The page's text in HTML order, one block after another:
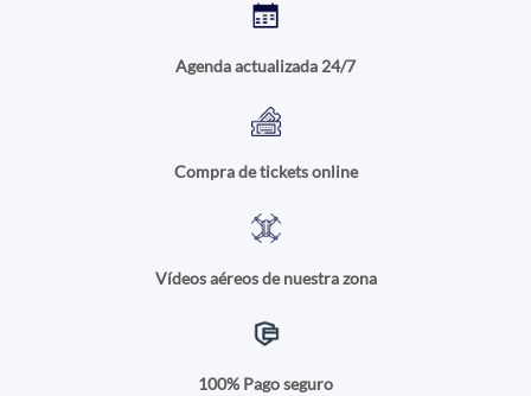
Agenda actualizada 24/7
Compra de tickets online
Vídeos aéreos de nuestra zona
100% Pago seguro